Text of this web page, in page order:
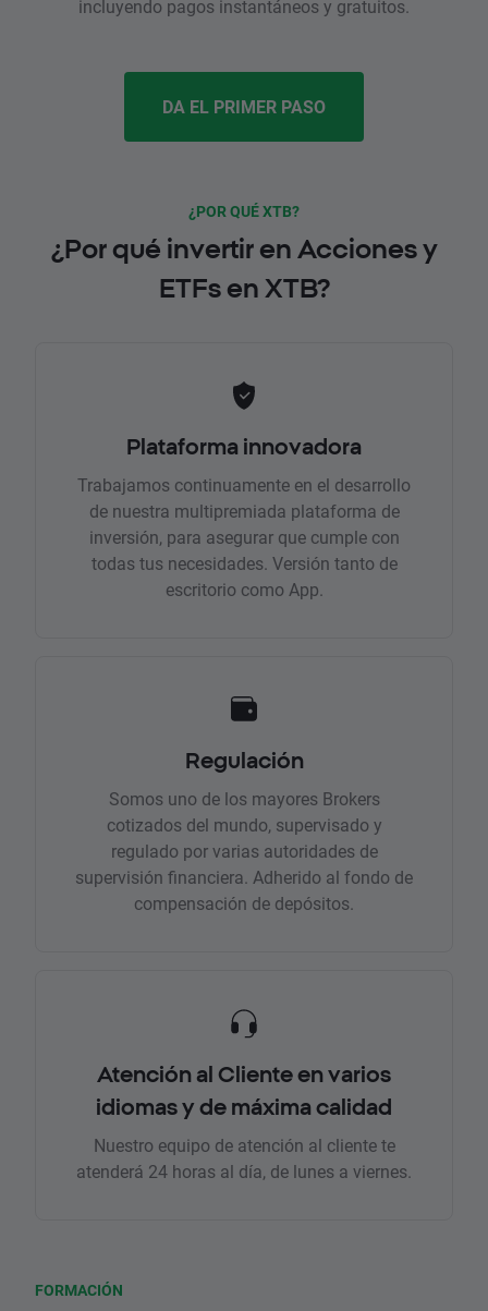
incluyendo pagos instantáneos y gratuitos.
DA EL PRIMER PASO
¿POR QUÉ XTB?
¿Por qué invertir en Acciones y
ETFs en XTB?
Plataforma innovadora
Trabajamos continuamente en el desarrollo
de nuestra multipremiada plataforma de
inversión, para asegurar que cumple con
todas tus necesidades. Versión tanto de
escritorio como App.
Regulación
Somos uno de los mayores Brokers
cotizados del mundo, supervisado y
regulado por varias autoridades de
supervisión financiera. Adherido al fondo de
compensación de depósitos.
Atención al Cliente en varios
idiomas y de máxima calidad
Nuestro equipo de atención al cliente te
atenderá 24 horas al día, de lunes a viernes.
FORMACIÓN